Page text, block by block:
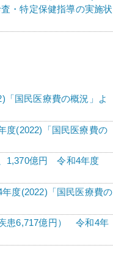
・特定保健指導の実施状
国民医療費の概況」よ
度(2022)「国民医療費の
1,370億円 令和4年度
度(2022)「国民医療費の
患6,717億円） 令和4年